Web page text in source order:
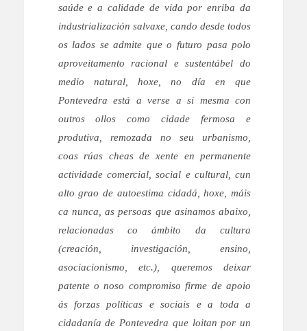
saúde e a calidade de vida por enriba da
industrialización salvaxe, cando desde todos
os lados se admite que o futuro pasa polo
aproveitamento racional e sustentábel do
medio natural, hoxe, no día en que
Pontevedra está a verse a si mesma con
outros ollos como cidade fermosa e
produtiva, remozada no seu urbanismo,
coas rúas cheas de xente en permanente
actividade comercial, social e cultural, cun
alto grao de autoestima cidadá, hoxe, máis
ca nunca, as persoas que asinamos abaixo,
relacionadas co ámbito da cultura
(creación, investigación, ensino,
asociacionismo, etc.), queremos deixar
patente o noso compromiso firme de apoio
ás forzas políticas e sociais e a toda a
cidadanía de Pontevedra que loitan por un